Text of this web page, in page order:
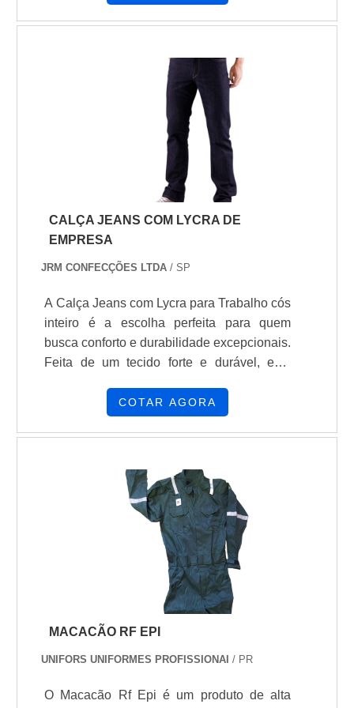
comentado, compreender a importância do
uniforme NR10 é fundamental para
assegurar a segurança e a saúde dos
trabalhadores que lidam com eletricidade.
Além disso, esse uniforme deve estar de
acordo com as exigências legais
estabelecidas pela norma regulamentadora
10, evitando possíveis penalidades e
multas às empresas.
de mercado, analisando se: A empresa atua
quadro de funcionários da prestadora conta
com engenheiros e técnicos especializados
nos equipamentos; Os serviços apresentam
CALÇA JEANS COM LYCRA DE
EMPRESA
JRM CONFECÇÕES LTDA / SP
A Calça Jeans com Lycra para Trabalho cós
inteiro é a escolha perfeita para quem
busca conforto e durabilidade excepcionais.
Feita de um tecido forte e durável, esta
de poliéster e 2% de elastano,
ideais para trabalhos que demandam muito
dois frontais embutidos e dois chapados na
COTAR AGORA
MACACÃO RF EPI
UNIFORS UNIFORMES PROFISSIONAI / PR
O Macacão Rf Epi é um produto de alta